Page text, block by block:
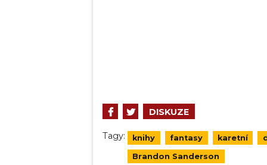
DISKUZE
Tagy: knihy fantasy karetní
Brandon Sanderson